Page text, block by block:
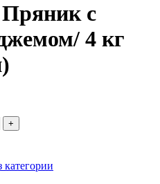
с
4 кг
категории